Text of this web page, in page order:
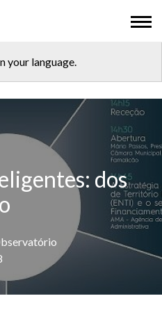
CESOP-LOCAL
IDL
RESEARCH
PRESENTATIONS
ODD 2030
your language.
dos